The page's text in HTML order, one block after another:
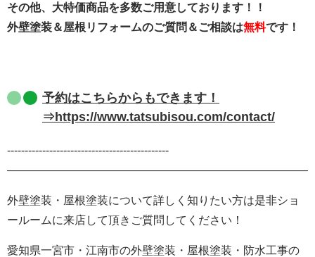
その他、 大特価商品を多数ご用意しております！！
外壁塗装＆屋根リフォームのご質問＆ご相談は無料です！
予約はこちらからもできます！
⇒https://www.tatsubisou.com/contact/
‐‐‐‐‐‐‐‐‐‐‐‐‐‐‐‐‐‐‐‐‐‐‐‐‐‐‐‐‐‐‐‐‐‐‐‐‐‐‐‐‐‐‐‐‐‐
———————————————————————————-
外壁塗装・屋根塗装について詳しく知りたい方は是非ショ
ールームに来店して頂きご質問してください！
愛知県一宮市・江南市の外壁塗装 ・屋根塗装・防水工事の